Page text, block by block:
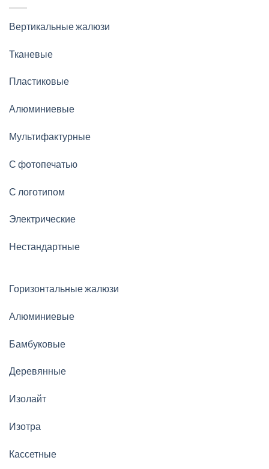
Вертикальные жалюзи
Тканевые
Пластиковые
Алюминиевые
Мультифактурные
С фотопечатью
С логотипом
Электрические
Нестандартные
Горизонтальные жалюзи
Алюминиевые
Бамбуковые
Деревянные
Изолайт
Изотра
Кассетные